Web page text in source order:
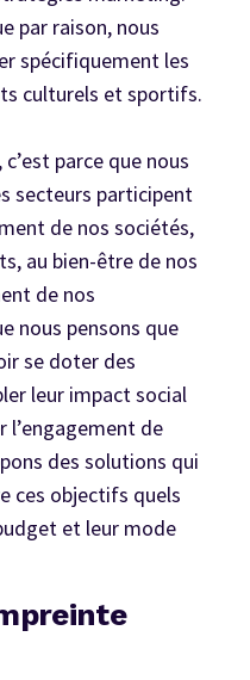
par raison, nous
spécifiquement les
culturels et sportifs.
parce que nous
secteurs participent
de nos sociétés,
au bien-être de nos
de nos
nous pensons que
se doter des
leur impact social
de
des solutions qui
ces objectifs quels
et leur mode